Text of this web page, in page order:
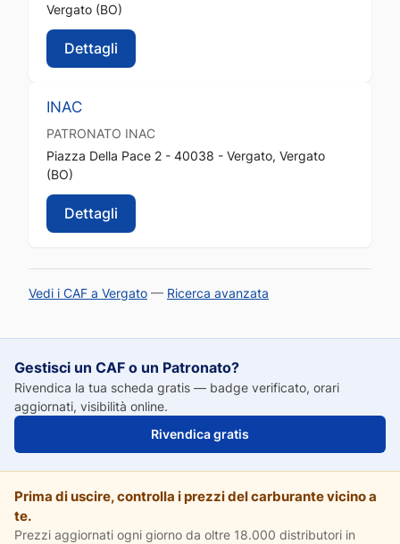
Vergato (BO)
Dettagli
INAC
PATRONATO INAC
Piazza Della Pace 2 - 40038 - Vergato, Vergato
(BO)
Dettagli
Vedi i CAF a Vergato — Ricerca avanzata
Gestisci un CAF o un Patronato?
Rivendica la tua scheda gratis — badge verificato, orari
aggiornati, visibilità online.
Rivendica gratis
Prima di uscire, controlla i prezzi del carburante vicino a
te.
Prezzi aggiornati ogni giorno da oltre 18.000 distributori in